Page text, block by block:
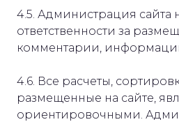
4.5. Администрация сайта
ответственности за
комментарии,
4.6. Все расчеты,
размещенные на сайте,
ориентировочными.